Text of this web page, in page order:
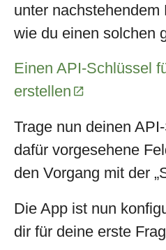
unter
wie du einen solchen
Einen API-Schlüssel
erstellen
Trage nun deinen
dafür vorgesehene
den Vorgang mit der
Die App ist nun
dir für deine erste